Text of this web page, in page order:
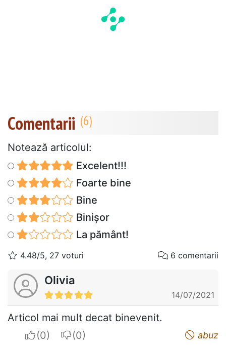
Comentarii
Notează articolul:
Excelent!!!
Foarte bine
Bine
Binișor
La pământ!
4.48/5, 27 voturi 6 comentarii
Olivia
14/07/2021
Articol mai mult decat binevenit.
I apreciateI do not appreciate abuz